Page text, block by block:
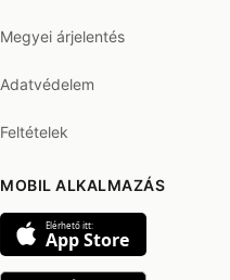
Megyei árjelentés
Adatvédelem
Feltételek
MOBIL ALKALMAZÁS
Elérhető itt:
App Store